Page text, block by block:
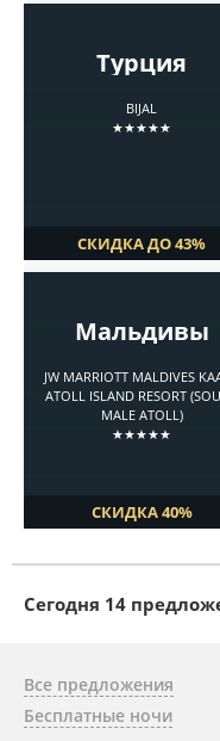
Турция
BIJAL
★★★★★
СКИДКА ДО 43%
Мальдивы
JW MARRIOTT MALDIVES
ATOLL ISLAND RESORT
MALE ATOLL)
★★★★★
СКИДКА 40%
Cегодня 14
Все предложения
Бесплатные ночи